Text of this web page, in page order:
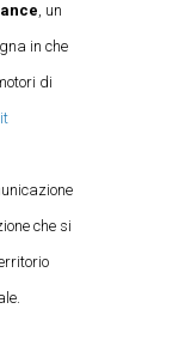
, un
in che
di
che si